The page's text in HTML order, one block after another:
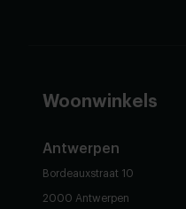
Woonwinkels
Antwerpen
Bordeauxstraat 10
2000 Antwerpen